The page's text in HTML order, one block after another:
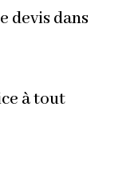
devis dans
à tout